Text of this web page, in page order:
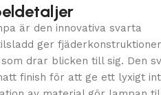
är den innovativa svarta
ger
drar blicken till sig. Den
finish för att ge ett lyxigt